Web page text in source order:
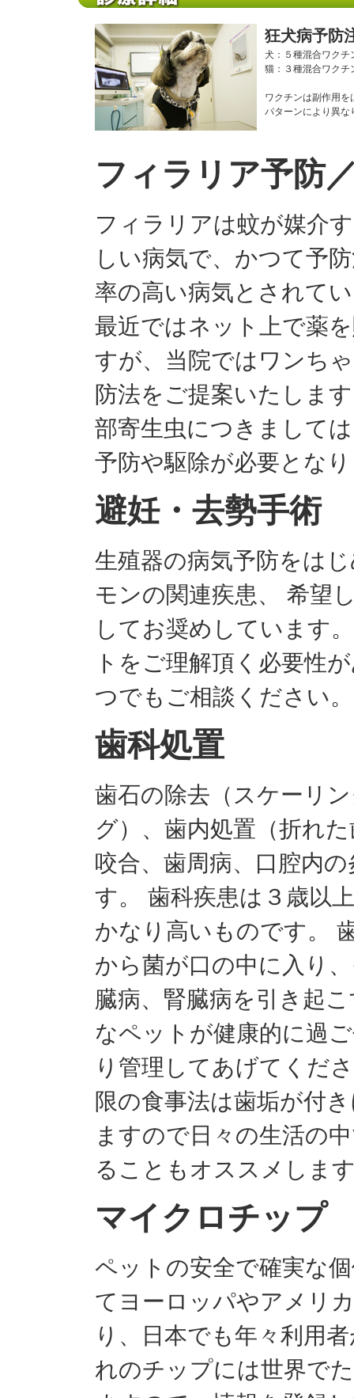
狂犬病予防
犬：５種混合ワクチ
猫：３種混合ワクチ
ワクチンは副作用
パターンにより異な
フィラリア予防
フィラリアは蚊が媒介
しい病気で、かつて予
率の高い病気とされて
最近ではネット上で薬
すが、当院ではワンち
防法をご提案いたしま
部寄生虫につきまして
予防や駆除が必要とな
避妊・去勢手術
生殖器の病気予防をは
モンの関連疾患、 希望
してお奨めしています
トをご理解頂く必要性
つでもご相談ください。
歯科処置
歯石の除去（スケーリ
グ）、歯内処置（折れ
咬合、歯周病、口腔内
す。 歯科疾患は３歳以
かなり高いものです。
から菌が口の中に入り
臓病、腎臓病を引き起
なペットが健康的に過
り管理してあげてくだ
限の食事法は歯垢が付
ますので日々の生活の
ることもオススメしま
マイクロチップ
ペットの安全で確実な
てヨーロッパやアメリ
り、日本でも年々利用
れのチップには世界で